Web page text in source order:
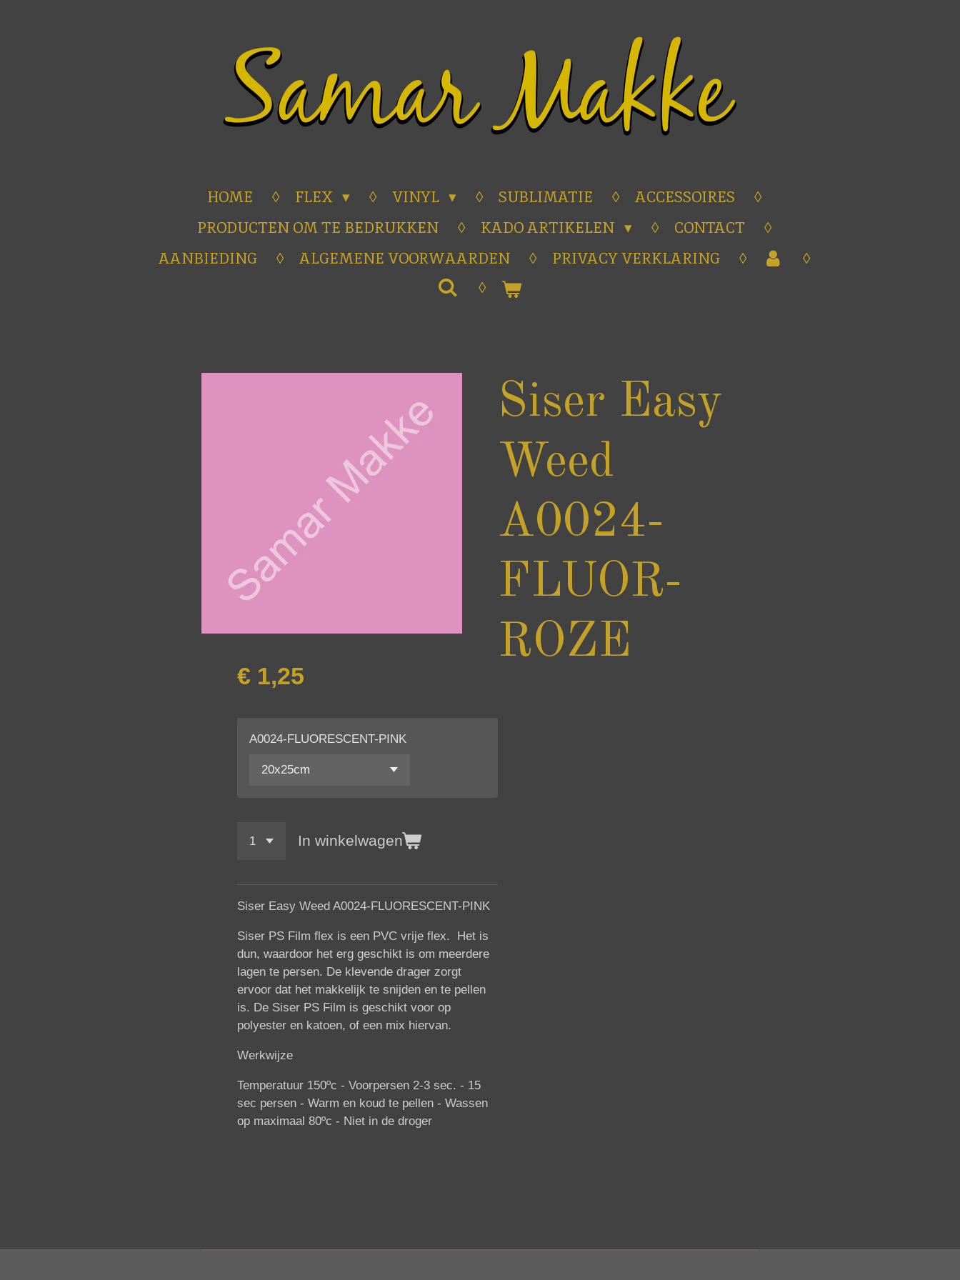
HOME FLEX VINYL SUBLIMATIE
ACCESSOIRES
PRODUCTEN OM TE BEDRUKKEN
KADO ARTIKELEN
CONTACT
AANBIEDING
ALGEMENE VOORWAARDEN PRIVACY VERKLARING
Siser Easy
Weed
A0024-
FLUOR-
ROZE
€ 1,25
A0024-FLUORESCENT-PINK
In winkelwagen
Siser Easy Weed A0024-FLUORESCENT-PINK
Siser PS Film flex is een PVC vrije flex. Het is
dun, waardoor het erg geschikt is om meerdere
lagen te persen. De klevende drager zorgt
ervoor dat het makkelijk te snijden en te pellen
is. De Siser PS Film is geschikt voor op
polyester en katoen, of een mix hiervan.
Werkwijze
Temperatuur 150ºc - Voorpersen 2-3 sec. - 15
sec persen - Warm en koud te pellen - Wassen
op maximaal 80ºc - Niet in de droger